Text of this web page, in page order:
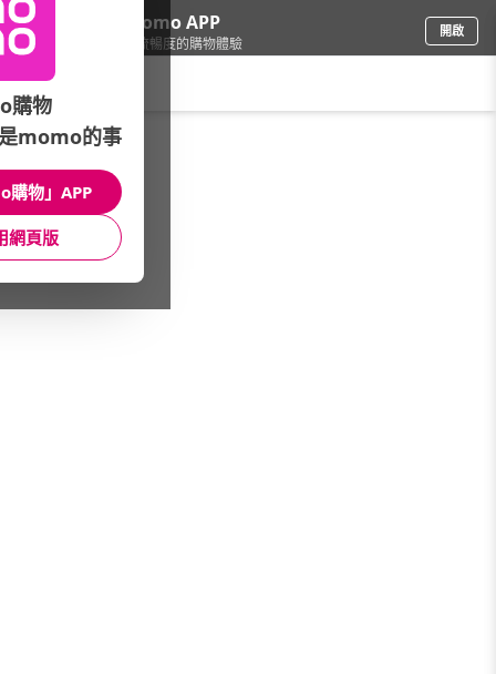
下載momo APP
給你3倍流暢度的購物體驗
開啟
車/汽車百貨/機油品牌館
館長推薦 月銷量
購物
momo的事
購物」APP
網頁版